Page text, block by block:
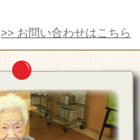
>> お問い合わせはこちら